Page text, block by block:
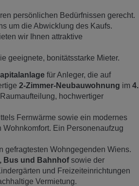
persönlichen Bedürfnissen gerecht.
um die Abwicklung des Kaufs.
wir Ihnen attraktive
geeignete, bonitätsstarke Mieter.
für Anleger, die auf
2-Zimmer-Neubauwohnung im 4.
hochwertiger
Fernwärme sowie ein modernes
Ein Personenaufzug
gefragtesten Wohngegenden Wiens.
Bus und Bahnhofsowie der
und Freizeiteinrichtungen
Vermietung.